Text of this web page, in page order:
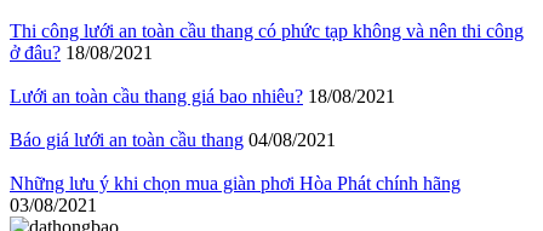
Thi công lưới an toàn cầu thang có phức tạp không và nên thi công
ở đâu? 18/08/2021
Lưới an toàn cầu thang giá bao nhiêu? 18/08/2021
Báo giá lưới an toàn cầu thang 04/08/2021
Những lưu ý khi chọn mua giàn phơi Hòa Phát chính hãng
03/08/2021